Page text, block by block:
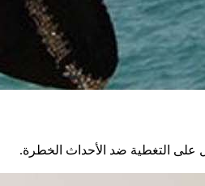
على التغطية ضد الأحداث الخطرة.